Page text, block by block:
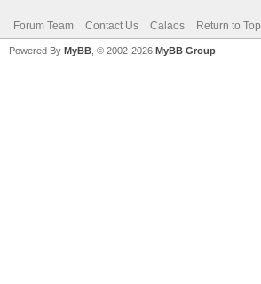
Forum Team Contact Us Calaos Return to Top
Powered By MyBB , © 2002-2026 MyBB Group